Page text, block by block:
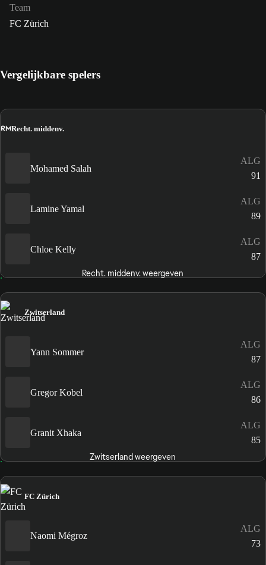
Team
FC Zürich
Vergelijkbare spelers
RMRecht. middenv.
Mohamed Salah
ALG
91
Lamine Yamal
ALG
89
Chloe Kelly
ALG
87
Recht. middenv. weergeven
Zwitserland
Yann Sommer
ALG
87
Gregor Kobel
ALG
86
Granit Xhaka
ALG
85
Zwitserland weergeven
FC Zürich
Naomi Mégroz
ALG
73